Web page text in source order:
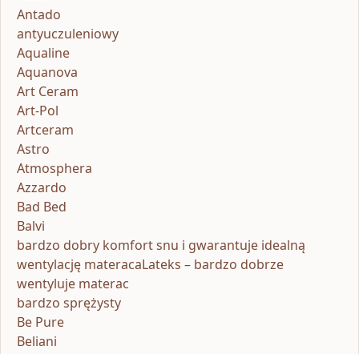
Antado
antyuczuleniowy
Aqualine
Aquanova
Art Ceram
Art-Pol
Artceram
Astro
Atmosphera
Azzardo
Bad Bed
Balvi
bardzo dobry komfort snu i gwarantuje idealną
wentylację materacaLateks – bardzo dobrze
wentyluje materac
bardzo sprężysty
Be Pure
Beliani